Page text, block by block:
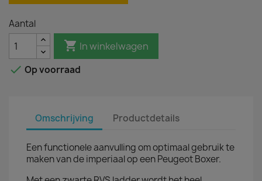
Aantal
 In winkelwagen
 Op voorraad
Omschrijving Productdetails
Een functionele aanvulling om optimaal gebruik te
maken van de imperiaal op een Peugeot Boxer.